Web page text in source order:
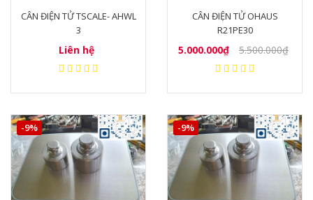
CÂN ĐIỆN TỬ TSCALE- AHWL
3
Liên hệ
CÂN ĐIỆN TỬ OHAUS
R21PE30
5.000.000₫ 5.500.000₫
-9% -9%